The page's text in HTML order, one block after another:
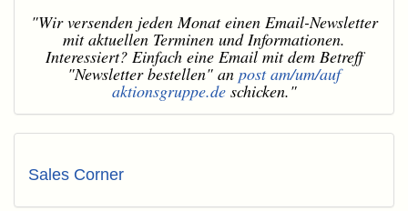
"Wir versenden jeden Monat einen Email-Newsletter
mit aktuellen Terminen und Informationen.
Interessiert? Einfach eine Email mit dem Betreff
"Newsletter bestellen" an post am/um/auf
aktionsgruppe.deschicken."
Sales Corner